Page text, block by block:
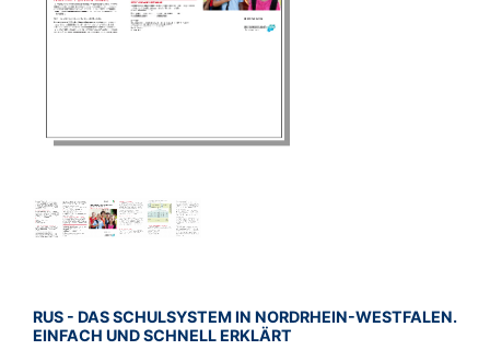
BROSCHÜRE:
RUS - DAS SCHULSYSTEM IN NORDRHEIN-WESTFALEN.
EINFACH UND SCHNELL ERKLÄRT